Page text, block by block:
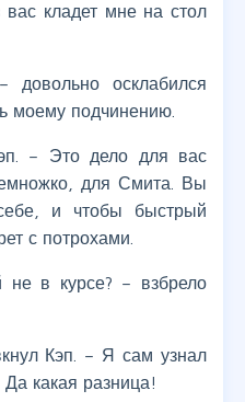
кладет мне на стол
осклабился
моему подчинению.
– Это дело для вас
для Смита. Вы
и чтобы быстрый
с потрохами.
в курсе? – взбрело
Кэп. – Я сам узнал
какая разница!